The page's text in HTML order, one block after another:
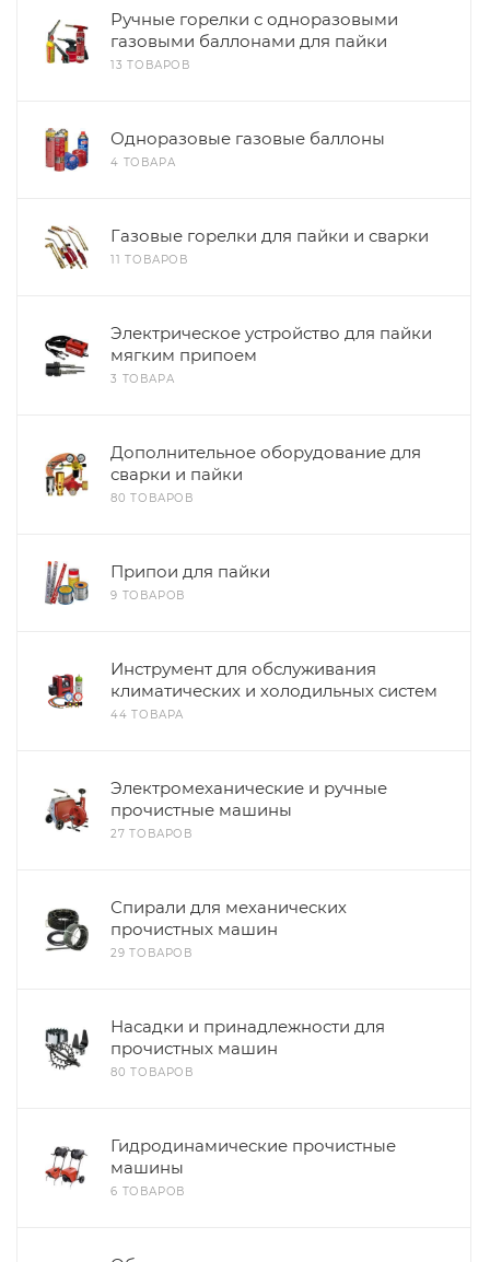
Ручные горелки с одноразовыми
газовыми баллонами для пайки
13 ТОВАРОВ
Одноразовые газовые баллоны
4 ТОВАРА
Газовые горелки для пайки и сварки
11 ТОВАРОВ
Электрическое устройство для пайки
мягким припоем
3 ТОВАРА
Дополнительное оборудование для
сварки и пайки
80 ТОВАРОВ
Припои для пайки
9 ТОВАРОВ
Инструмент для обслуживания
климатических и холодильных систем
44 ТОВАРА
Электромеханические и ручные
прочистные машины
27 ТОВАРОВ
Спирали для механических
прочистных машин
29 ТОВАРОВ
Насадки и принадлежности для
прочистных машин
80 ТОВАРОВ
Гидродинамические прочистные
машины
6 ТОВАРОВ